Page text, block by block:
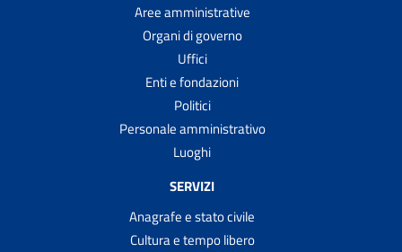
Aree amministrative
Organi di governo
Uffici
Enti e fondazioni
Politici
Personale amministrativo
Luoghi
SERVIZI
Anagrafe e stato civile
Cultura e tempo libero